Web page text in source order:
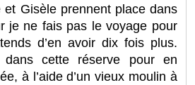
et Gisèle prennent place dans
je ne fais pas le voyage pour
d’en avoir dix fois plus.
cette réserve pour en
à l’aide d’un vieux moulin à